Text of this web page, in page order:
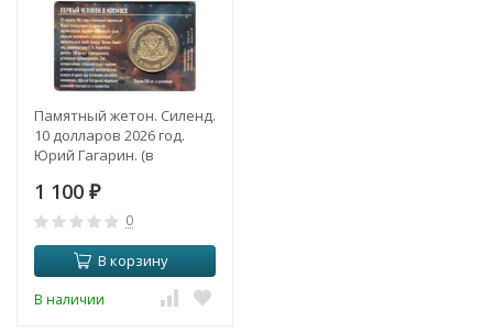
Памятный жетон. Силенд.
10 долларов 2026 год.
Юрий Гагарин. (в
покрытие)
1 100 ₽
0
В корзину
В наличии